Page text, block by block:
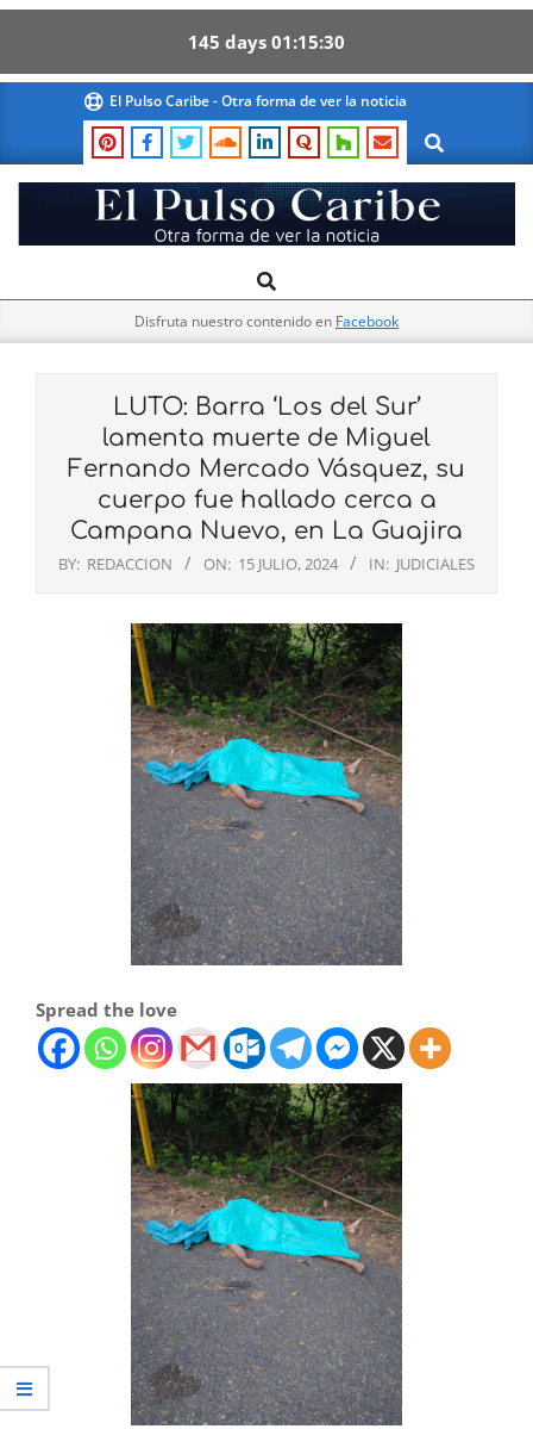
145 days 01 15 29
content
El Pulso Caribe - Otra forma de ver la noticia
Search
El
Pulso
Navigation
Search
Disfruta nuestro contenido en Facebook
LUTO: Barra ‘Los del Sur’
lamenta muerte de Miguel
Fernando Mercado Vásquez, su
cuerpo fue hallado cerca a
Campana Nuevo, en La Guajira
BY: REDACCION ON: 15 JULIO, 2024 IN: JUDICIALES
Spread the love